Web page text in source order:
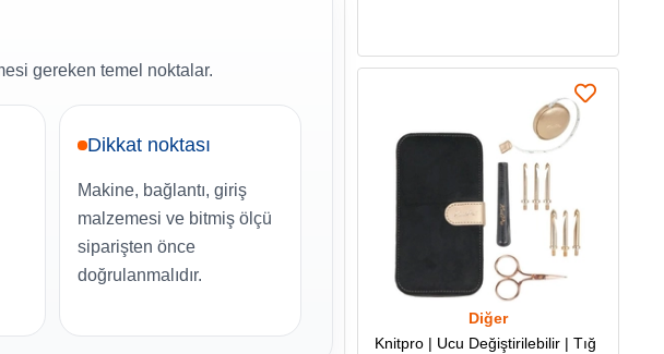
gereken temel noktalar.
Dikkat noktası
Makine, bağlantı, giriş
malzemesi ve bitmiş ölçü
siparişten önce
doğrulanmalıdır.
Diğer
Knitpro | Ucu Değiştirilebilir | Tığ